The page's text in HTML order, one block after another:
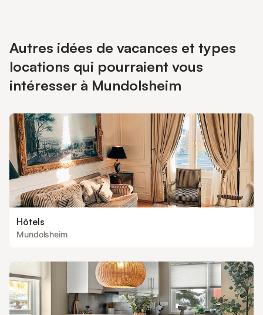
Autres idées de vacances et types
locations qui pourraient vous
intéresser à Mundolsheim
Hôtels
Mundolsheim